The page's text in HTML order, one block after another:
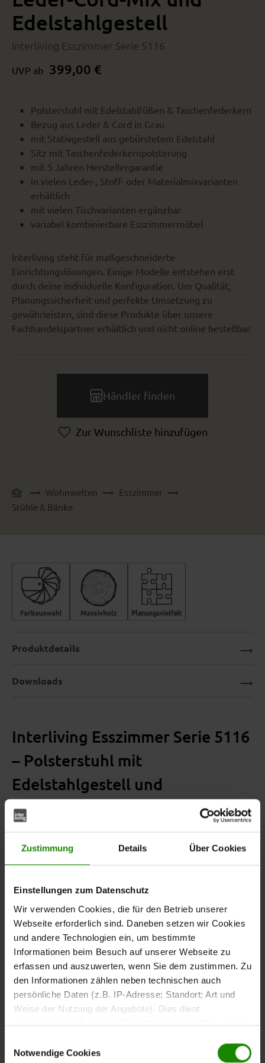
Zustimmung Details Über Cookies
Einstellungen zum Datenschutz
Wir verwenden Cookies, die für den Betrieb unserer
Webseite erforderlich sind. Daneben setzen wir Cookies
und andere Technologien ein, um bestimmte
Informationen beim Besuch auf unserer Webseite zu
erfassen und auszuwerten, wenn Sie dem zustimmen. Zu
den Informationen zählen neben technischen auch
persönliche Daten (z.B. IP-Adresse; Standort; Art und
Weise der Nutzung der Angebote). Dies dient
verschiedenen Zwecken: Statistik Cookies helfen uns zu
nutzen, indem sie Informationen sammeln und sie
Notwendige Cookies
Edelstahlgestell
Interliving Esszimmer Serie 5116
UVP ab 399,00 €
Polsterstuhl mit Edelstahlfüßen & Taschenfederkern
Bezug aus Leder & Cord in Grau
mit Stativgestell aus gebürstetem Edelstahl
Sitz mit Taschenfederkernpolsterung
mit 5 Jahren Herstellergarantie
in vielen Leder-, Stoff- oder Materialmixvarianten
erhältlich
mit vielen Tischvarianten ergänzbar
variabel kombinierbare Esszimmermöbel
Interliving steht für maßgeschneiderte
Einrichtungslösungen. Einige Modelle entstehen erst
durch deine individuelle Konfiguration. Um Qualität,
Planungssicherheit und perfekte Umsetzung zu
gewährleisten, sind diese Produkte über unsere
Fachhandelspartner erhältlich und nicht online bestellbar.
Händler finden
Zur Wunschliste hinzufügen
Wohnwelten
Esszimmer
Stühle & Bänke
Interliving Esszimmer Serie 5116
– Polsterstuhl mit
Edelstahlgestell und
Taschenfederkern
DerPolsterstuhl aus der Interliving Esszimmer Serie
5116kombiniert hochwertige Materialien mit hohem
Sitzkomfort. DerBezugmix aus grauem Leder und Cord
aus gebürstetem Edelstahlsorgt für Stabilität und
ergänzt das geradlinige Design.
Maße und Komfort
Mit Maßen von ca. 52 x 90 x 63 cm (BxHxT)
bietet der
Polsterstuhl komfortable Sitzbedingungen für den
ermöglicht ein angenehmes Sitzen am Esstisch.
Produktdetails
Downloads